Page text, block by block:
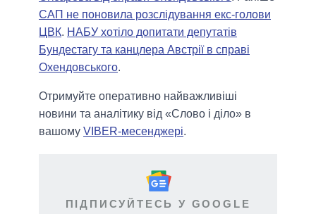
САП не поновила розслідування екс-голови
ЦВК. НАБУ хотіло допитати депутатів
Бундестагу та канцлера Австрії в справі
Охендовського.
Отримуйте оперативно найважливіші
новини та аналітику від «Слово і діло» в
вашому VIBER-месенджері.
ПІДПИСУЙТЕСЬ У GOOGLE